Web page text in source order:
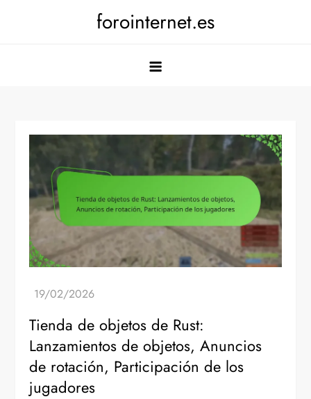
forointernet.es
Tienda de objetos de Rust:
Lanzamientos de objetos, Anuncios
de rotación, Participación de los
jugadores